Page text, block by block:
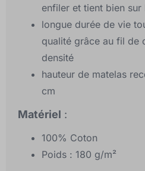
enfiler et tient bien sur
longue durée de vie
qualité grâce au fil de
densité
hauteur de matelas
cm
Matériel :
100% Coton
Poids : 180 g/m²